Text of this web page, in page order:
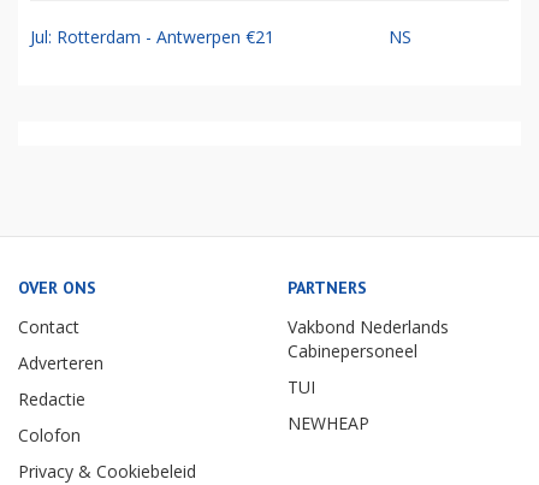
Jul: Rotterdam - Antwerpen €21 NS
OVER ONS
Contact
Adverteren
Redactie
Colofon
Privacy & Cookiebeleid
PARTNERS
Vakbond Nederlands
Cabinepersoneel
TUI
NEWHEAP